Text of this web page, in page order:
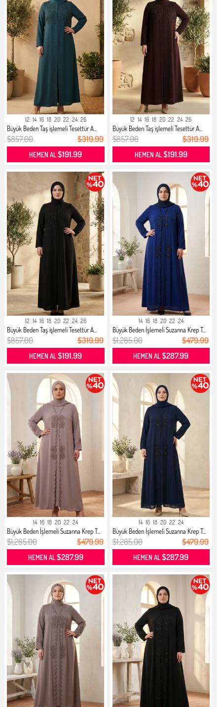
12 14 16 18 20 22 24 26
Büyük Beden Taş işlemeli Tesettür A...
$857.00 $319.99
HEMEN AL$191.99
12 14 16 18 20 22 24 26
Büyük Beden Taş işlemeli Tesettür A...
$857.00 $319.99
HEMEN AL$191.99
12 14 16 18 20 22 24 26
Büyük Beden Taş işlemeli Tesettür A...
$857.00 $319.99
HEMEN AL$191.99
14 16 18 20 22 24
Büyük Beden İşlemeli Suzanna Krep T...
$1,285.00 $479.99
HEMEN AL$287.99
14 16 18 20 22 24
Büyük Beden İşlemeli Suzanna Krep T...
$1,285.00 $479.99
HEMEN AL$287.99
14 16 18 20 22 24
Büyük Beden İşlemeli Suzanna Krep T...
$1,285.00 $479.99
HEMEN AL$287.99